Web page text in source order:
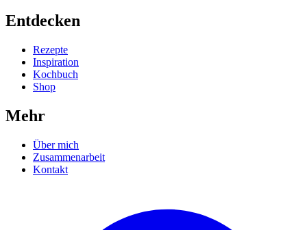
Entdecken
Rezepte
Inspiration
Kochbuch
Shop
Mehr
Über mich
Zusammenarbeit
Kontakt